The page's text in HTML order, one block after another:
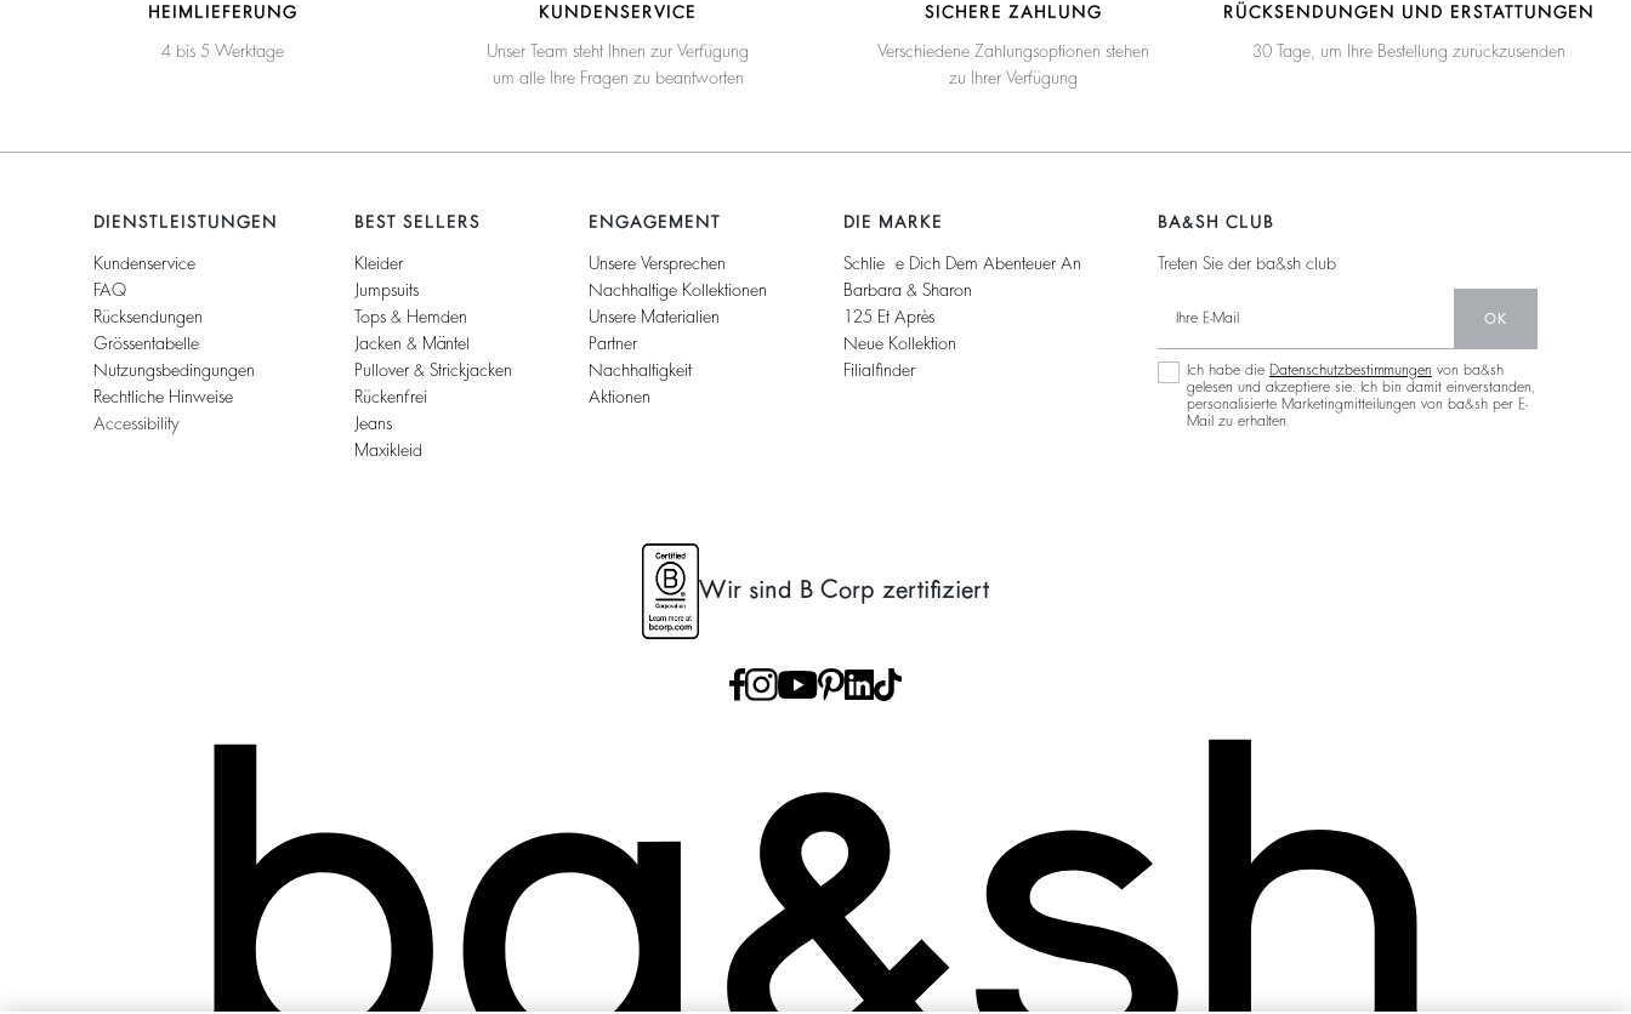
HEIMLIEFERUNG
4 bis 5 Werktage
KUNDENSERVICE
Unser Team steht Ihnen zur Verfügung
um alle Ihre Fragen zu beantworten
SICHERE ZAHLUNG
Verschiedene Zahlungsoptionen stehen
zu Ihrer Verfügung
RÜCKSENDUNGEN UND ERSTATTUNGEN
30 Tage, um Ihre Bestellung zurückzusenden
DIENSTLEISTUNGEN
Kundenservice
FAQ
Rücksendungen
Grössentabelle
Nutzungsbedingungen
Rechtliche Hinweise
Accessibility
BEST SELLERS
Kleider
Jumpsuits
Tops & Hemden
Jacken & Mäntel
Pullover & Strickjacken
Rückenfrei
Jeans
Maxikleid
ENGAGEMENT
Unsere Versprechen
Nachhaltige Kollektionen
Unsere Materialien
Partner
Nachhaltigkeit
Aktionen
DIE MARKE
Schließe Dich Dem Abenteuer An
Barbara & Sharon
125 Et Après
Neue Kollektion
Filialfinder
BA&SH CLUB
Treten Sie der ba&sh club
OK
Ich habe die Datenschutzbestimmungen von ba&sh
gelesen und akzeptiere sie. Ich bin damit einverstanden,
personalisierte Marketingmitteilungen von ba&sh per E-
Mail zu erhalten.
Wir sind B Corp zertifiziert